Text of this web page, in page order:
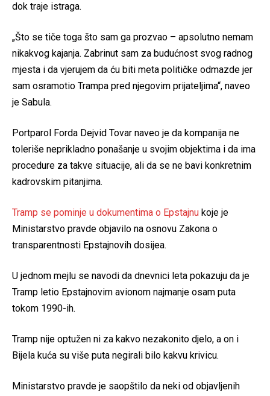
dok traje istraga.
„Što se tiče toga što sam ga prozvao – apsolutno nemam
nikakvog kajanja. Zabrinut sam za budućnost svog radnog
mjesta i da vjerujem da ću biti meta političke odmazde jer
sam osramotio Trampa pred njegovim prijateljima“, naveo
je Sabula.
Portparol Forda Dejvid Tovar naveo je da kompanija ne
toleriše neprikladno ponašanje u svojim objektima i da ima
procedure za takve situacije, ali da se ne bavi konkretnim
kadrovskim pitanjima.
Tramp se pominje u dokumentima o Epstajnu koje je
Ministarstvo pravde objavilo na osnovu Zakona o
transparentnosti Epstajnovih dosijea.
U jednom mejlu se navodi da dnevnici leta pokazuju da je
Tramp letio Epstajnovim avionom najmanje osam puta
tokom 1990-ih.
Tramp nije optužen ni za kakvo nezakonito djelo, a on i
Bijela kuća su više puta negirali bilo kakvu krivicu.
Ministarstvo pravde je saopštilo da neki od objavljenih